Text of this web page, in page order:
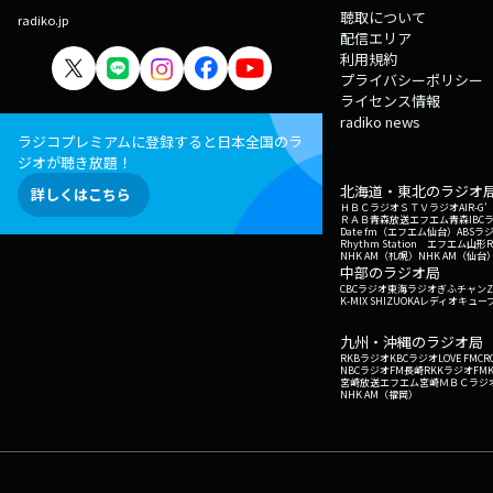
radiko.jp
ラジコプレミアムに登録すると日本全国のラ
ジオが聴き放題！
詳しくはこちら
聴取について
配信エリア
利用規約
プライバシーポリシー
ライセンス情報
radiko news
北海道・東北のラジオ
ＨＢＣラジオＳＴＶラジオAIR-G'
ＲＡＢ青森放送エフエム青森IBC
Date fm（エフエム仙台） ABSラ
Rhythm Station エフエム山形
NHK AM（札幌） NHK AM（仙台
中部のラジオ局
CBCラジオ東海ラジオぎふチャン
K-MIX SHIZUOKAレディオキュー
九州・沖縄のラジオ局
RKBラジオKBCラジオLOVE FM
NBCラジオFM長崎RKKラジオ
宮崎放送エフエム宮崎ＭＢＣラジ
NHK AM（福岡）